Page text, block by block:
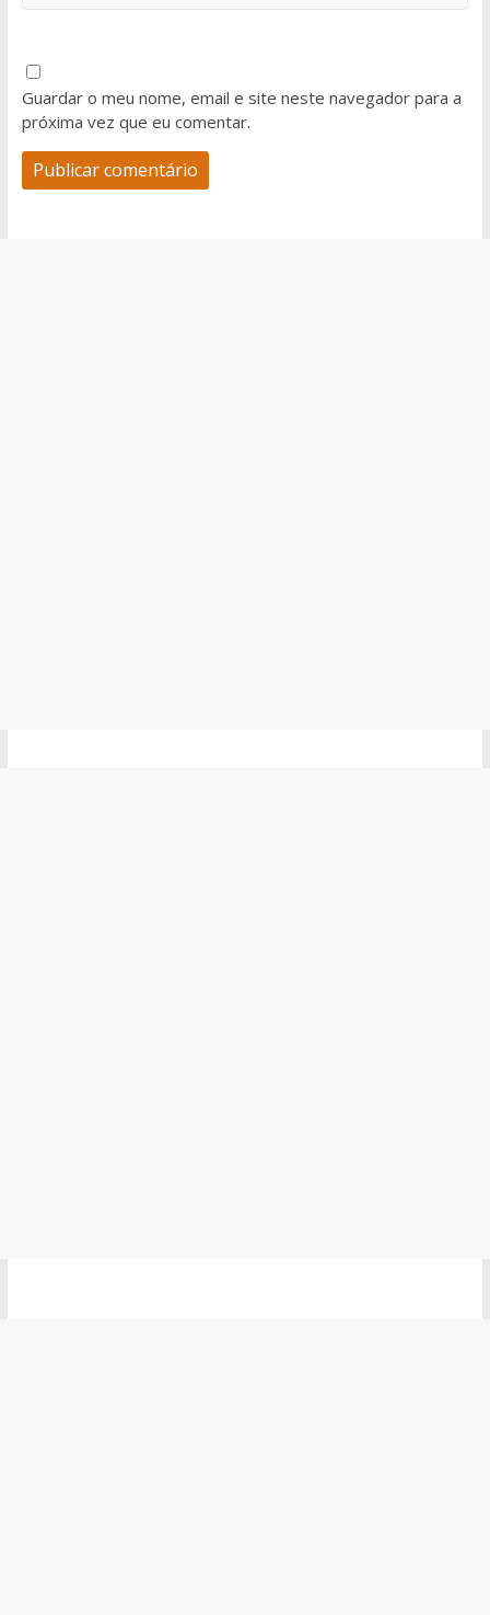
Guardar o meu nome, email e site neste navegador para a
próxima vez que eu comentar.